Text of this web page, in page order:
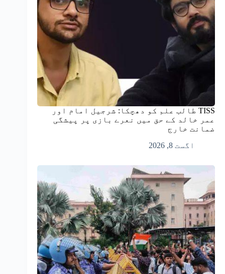
TISS طالب علم کو دھچکا: شرجیل امام اور
عمر خالد کے حق میں نعرے بازی پر پیشگی
ضمانت خارج
اگست 8, 2026